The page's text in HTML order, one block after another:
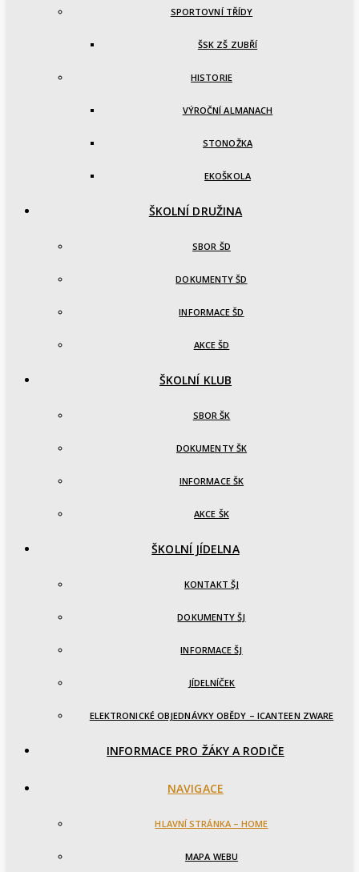
SPORTOVNÍ TŘÍDY
ŠSK ZŠ ZUBŘÍ
HISTORIE
VÝROČNÍ ALMANACH
STONOŽKA
EKOŠKOLA
ŠKOLNÍ DRUŽINA
SBOR ŠD
DOKUMENTY ŠD
INFORMACE ŠD
AKCE ŠD
ŠKOLNÍ KLUB
SBOR ŠK
DOKUMENTY ŠK
INFORMACE ŠK
AKCE ŠK
ŠKOLNÍ JÍDELNA
KONTAKT ŠJ
DOKUMENTY ŠJ
INFORMACE ŠJ
JÍDELNÍČEK
ELEKTRONICKÉ OBJEDNÁVKY OBĚDY – ICANTEEN ZWARE
INFORMACE PRO ŽÁKY A RODIČE
NAVIGACE
HLAVNÍ STRÁNKA – HOME
MAPA WEBU